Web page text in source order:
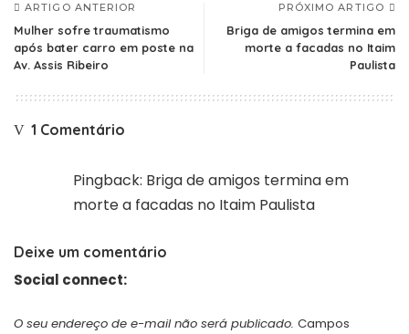
ARTIGO ANTERIOR
Mulher sofre traumatismo
após bater carro em poste na
Av. Assis Ribeiro
PRÓXIMO ARTIGO
Briga de amigos termina em
morte a facadas no Itaim
Paulista
1 Comentário
Pingback: Briga de amigos termina em
morte a facadas no Itaim Paulista
Deixe um comentário
Social connect:
O seu endereço de e-mail não será publicado. Campos